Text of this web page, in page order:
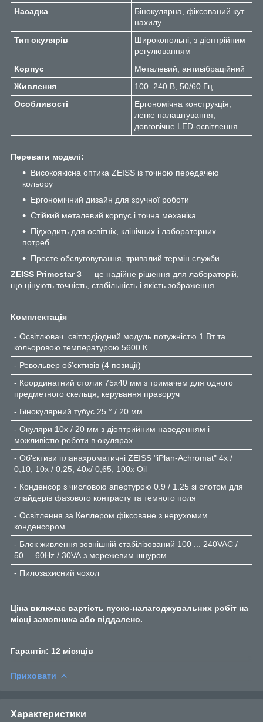
Насадка
Бінокулярна, фіксований кут
нахилу
Тип окулярів
Широкопольні, з діоптрійним
регулюванням
Корпус
Металевий, антивібраційний
Живлення
100–240 В, 50/60 Гц
Особливості
Ергономічна конструкція,
легке налаштування,
довговічне LED-освітлення
Переваги моделі:
Високоякісна оптика ZEISS із точною передачею
кольору
Ергономічний дизайн для зручної роботи
Стійкий металевий корпус і точна механіка
Підходить для освітніх, клінічних і лабораторних
потреб
Просте обслуговування, тривалий термін служби
ZEISS Primostar 3 — це надійне рішення для лабораторій,
що цінують точність, стабільність і якість зображення.
Комплектація
- Освітлювач світлодіодний модуль потужністю 1 Вт та
кольоровою температурою 5600 К
- Револьвер об'єктивів (4 позиції)
- Координатний столик 75х40 мм з тримачем для одного
предметного скельця, керування праворуч
- Бінокулярний тубус 25 ° / 20 мм
- Окуляри 10x / 20 мм з діоптрийним наведенням і
можливістю роботи в окулярах
- Об'єктиви планахроматичні ZEISS "iPlan-Achromat" 4x /
0,10, 10x / 0,25, 40x/ 0,65, 100x Oil
- Конденсор з числовою апертурою 0.9 / 1.25 зі слотом для
слайдерів фазового контрасту та темного поля
- Освітлення за Келлером фіксоване з нерухомим
конденсором
- Блок живлення зовнішній стабілізований 100 ... 240VAC /
50 ... 60Hz / 30VA з мережевим шнуром
- Пилозахисний чохол
Ціна включає вартість пуско-налагоджувальних робіт на
місці замовника або віддалено.
Гарантія: 12 місяців
Приховати
Характеристики